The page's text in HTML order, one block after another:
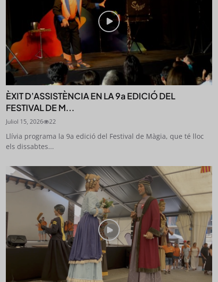
ÈXIT D’ASSISTÈNCIA EN LA 9a EDICIÓ DEL
FESTIVAL DE M...
Juliol 15, 2026 22
Llívia programa la 9a edició del Festival de Màgia, que té lloc
els dissabtes...